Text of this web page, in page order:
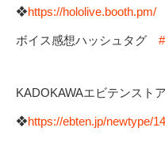
❖https://hololive.booth.pm/
ボイス感想ハッシュタグ
KADOKAWAエビテンストア
❖https://ebten.jp/newtype/